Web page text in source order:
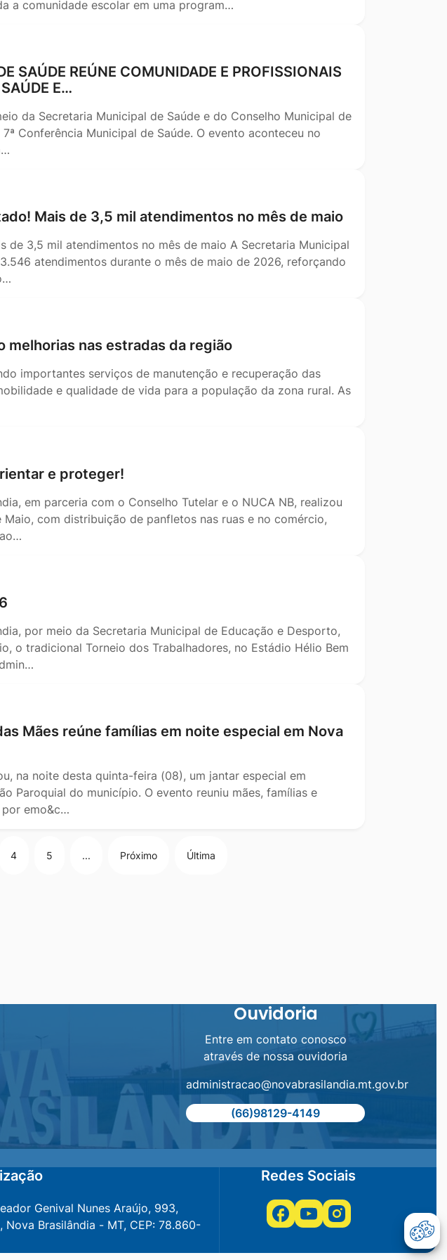
a comunidade escolar em uma program…
SAÚDE REÚNE COMUNIDADE E PROFISSIONAIS
E…
da Secretaria Municipal de Saúde e do Conselho Municipal de
Conferência Municipal de Saúde. O evento aconteceu no
Mais de 3,5 mil atendimentos no mês de maio
de 3,5 mil atendimentos no mês de maio A Secretaria Municipal
atendimentos durante o mês de maio de 2026, reforçando
nas estradas da região
importantes serviços de manutenção e recuperação das
e qualidade de vida para a população da zona rural. As
e proteger!
em parceria com o Conselho Tutelar e o NUCA NB, realizou
com distribuição de panfletos nas ruas e no comércio,
por meio da Secretaria Municipal de Educação e Desporto,
o tradicional Torneio dos Trabalhadores, no Estádio Hélio Bem
Mães reúne famílias em noite especial em Nova
na noite desta quinta-feira (08), um jantar especial em
Paroquial do município. O evento reuniu mães, famílias e
emo&c…
4 5 ... Próximo Última
Ouvidoria
Entre em contato conosco
através de nossa ouvidoria
administracao@novabrasilandia.mt.gov.br
(66)98129-4149
Genival Nunes Araújo, 993,
Nova Brasilândia - MT, CEP: 78.860-
Redes Sociais
Acessar
AcessarAcessar